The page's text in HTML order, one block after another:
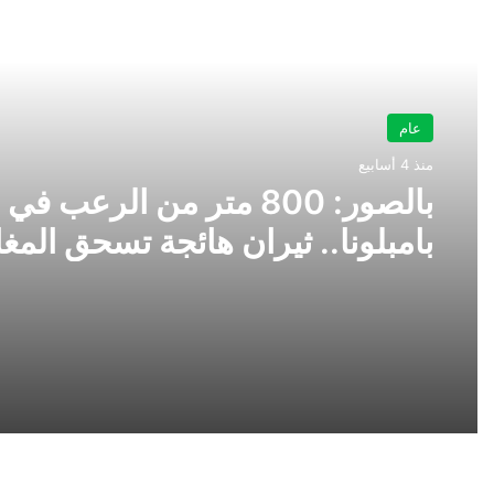
عام
منذ 4 أسابيع
بالصور: 800 متر من الرعب في
بامبلونا.. ثيران هائجة تسحق